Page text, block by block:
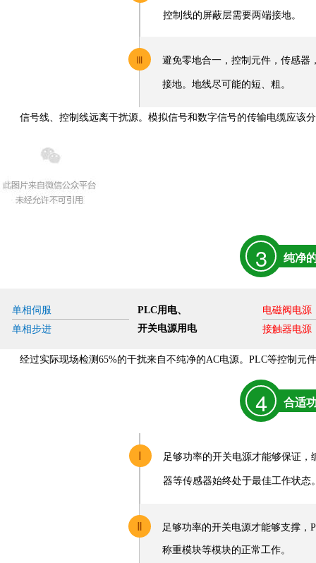
控制线的屏蔽层需要两端接地。
避免零地合一，控制元件，传感器
接地。 地线尽可能的短、粗。
信号线、控制线远离干扰源。模拟信号和数字信号的传输电缆应该分
3 纯净
单相伺服
单相步进
PLC用电、
开关电源用电
电磁阀电源
接触器电源
经过实际现场检测 65%的干扰来自不纯净的AC电源。PLC等控制元
4 合适
Ⅰ 足够功率的开关电源才能够保证
器等传感器始终处于最佳工作状态
Ⅱ 足够功率的开关电源才能够支撑，
称重模块等模块的正常工作。